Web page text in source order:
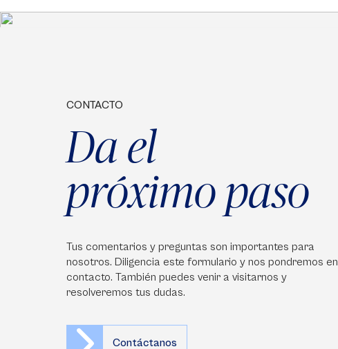
CONTACTO
Da el
próximo paso
Tus comentarios y preguntas son importantes para
nosotros. Diligencia este formulario y nos pondremos en
contacto. También puedes venir a visitarnos y
resolveremos tus dudas.
Contáctanos